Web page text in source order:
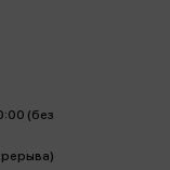
(без